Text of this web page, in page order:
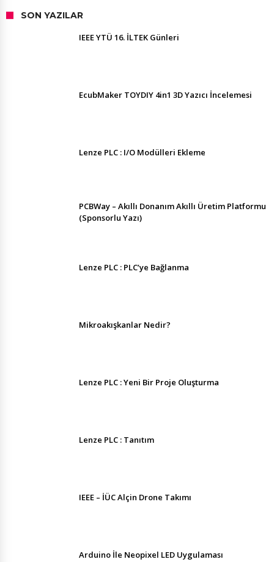
SON YAZILAR
IEEE YTÜ 16. İLTEK Günleri
EcubMaker TOYDIY 4in1 3D Yazıcı İncelemesi
Lenze PLC : I/O Modülleri Ekleme
PCBWay – Akıllı Donanım Akıllı Üretim Platformu
(Sponsorlu Yazı)
Lenze PLC : PLC’ye Bağlanma
Mikroakışkanlar Nedir?
Lenze PLC : Yeni Bir Proje Oluşturma
Lenze PLC : Tanıtım
IEEE – İÜC Alçin Drone Takımı
Arduino İle Neopixel LED Uygulaması